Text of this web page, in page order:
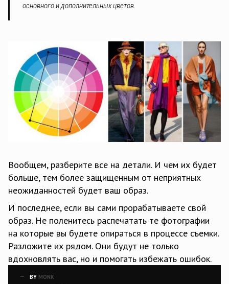
основного и дополнительных цветов.
Вообщем, разберите все на детали. И чем их будет
больше, тем более защищенным от неприятных
неожиданностей будет ваш образ.
И последнее, если вы сами прорабатываете свой
образ. Не поленитесь распечатать те фотографии
на которые вы будете опираться в процессе съемки.
Разложите их рядом. Они будут не только
вдохновлять вас, но и помогать избежать ошибок.
BY MONK